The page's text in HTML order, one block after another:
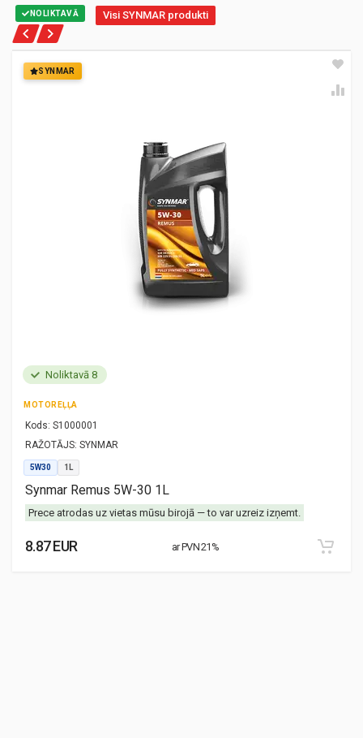
NOLIKTAVĀ Visi SYNMAR produkti
SYNMAR
Noliktavā 8
MOTOREĻĻA
Kods: S1000001
RAŽOTĀJS: SYNMAR
5W30 1L
Synmar Remus 5W-30 1L
Prece atrodas uz vietas mūsu birojā — to var uzreiz izņemt.
8.87 EUR ar PVN 21%